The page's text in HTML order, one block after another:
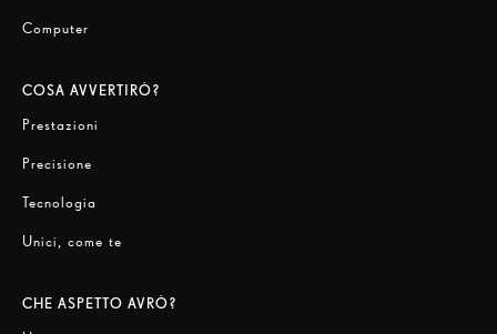
Computer
COSA AVVERTIRÒ?
Prestazioni
Precisione
Tecnologia
Unici, come te
CHE ASPETTO AVRÒ?